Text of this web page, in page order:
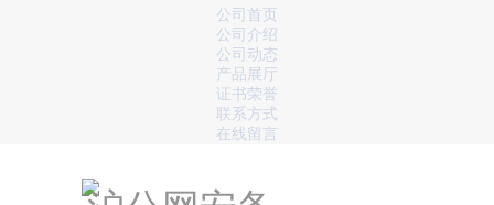
公司首页
公司介绍
公司动态
产品展厅
证书荣誉
联系方式
在线留言